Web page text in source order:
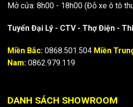
Mở cửa: 8h00 - 18h00 (Đỗ xe ô tô
Tuyển Đại Lý - CTV - Thợ Điện -
Miền Bắc: 0868.501.504 Miền
Nam: 0862.979.119
DANH SÁCH SHOWROOM